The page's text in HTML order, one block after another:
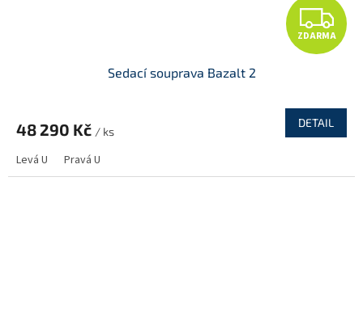
Z
D
R
A
ZDARMA
Sedací souprava Bazalt 2
48 290 Kč / ks
DETAIL
Levá U Pravá U